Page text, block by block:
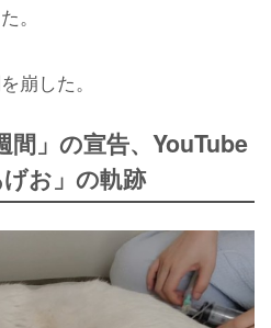
。
崩した。
間」の宣告、YouTube
お」の軌跡